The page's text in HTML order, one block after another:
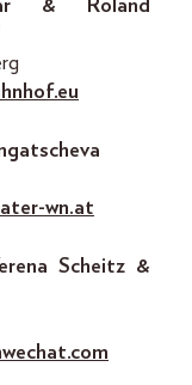
& Roland
wn.at
Scheitz &